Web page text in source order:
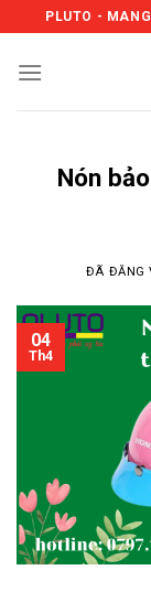
to
content
PLUTO -
Nón
ĐÃ ĐĂNG
04
Th4